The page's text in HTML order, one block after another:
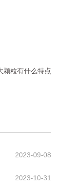
颗粒有什么特点
2023-09-08
2023-10-31